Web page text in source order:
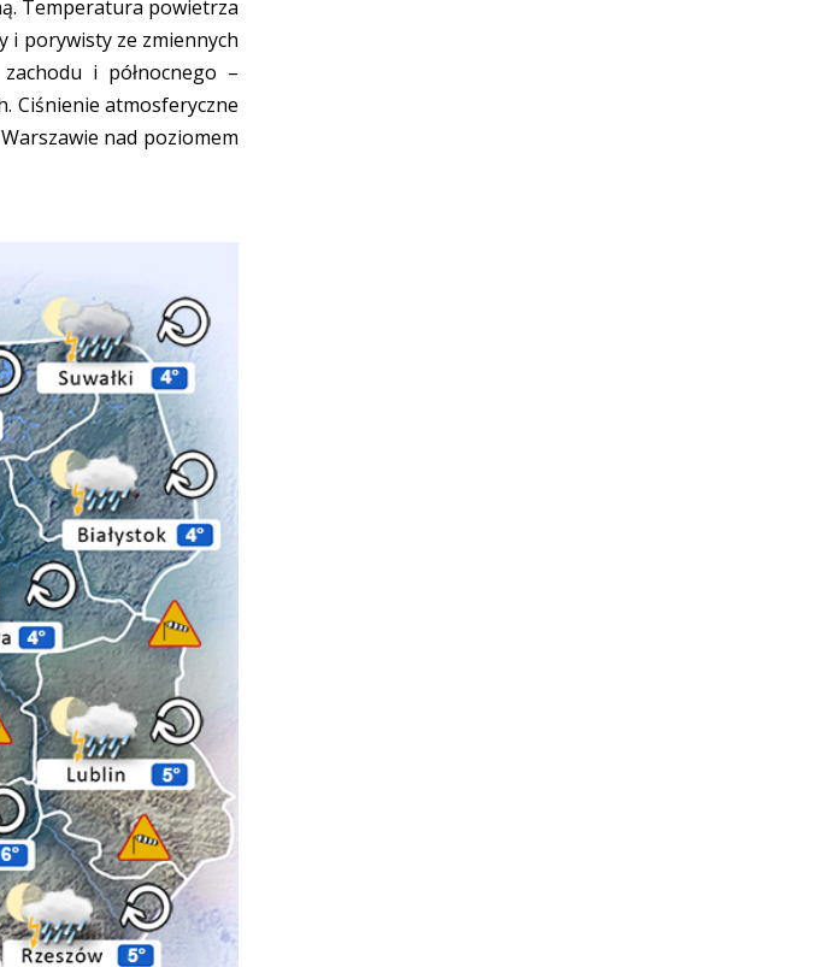
Temperatura powietrza
i porywisty ze zmiennych
i północnego –
Ciśnienie atmosferyczne
nad poziomem